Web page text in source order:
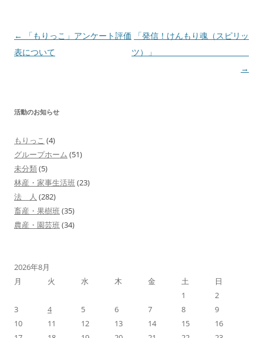
投
稿
ー
ョ
ン
←
「もりっこ」アンケート評価
表について
「発信！けんもり魂（スピリッ
→
活動のお知らせ
もりっこ (4)
グループホーム (51)
未分類(5)
林産・家事生活班(23)
法 人 (282)
畜産・果樹班(35)
農産・園芸班(34)
2026年8月
月
火 水 木 金 土
日
1
2
3
4 5 6 7 8
9
10
11 12 13 14 15
16